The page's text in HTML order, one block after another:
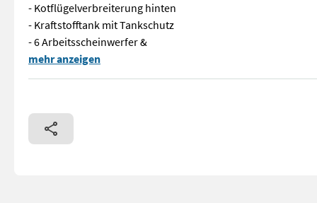
- Kotflügelverbreiterung hinten
- Kraftstofftank mit Tankschutz
- 6 Arbeitsscheinwerfer &
Sofort Verfügbar! // A051 // New Holland T4.75 Traktor.
mehr anzeigen